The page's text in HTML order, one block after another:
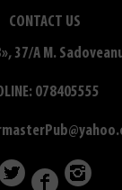
CONTACT US
37/A M.
078405555